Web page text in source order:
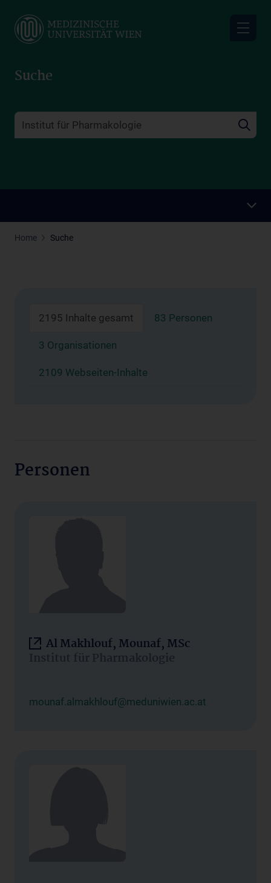
main
Suche
Home Suche
2195 Inhalte gesamt 83 Personen
3 Organisationen
2109 Webseiten-Inhalte
Personen
Al Makhlouf, Mounaf, MSc
Institut für Pharmakologie
mounaf.almakhlouf@meduniwien.ac.at